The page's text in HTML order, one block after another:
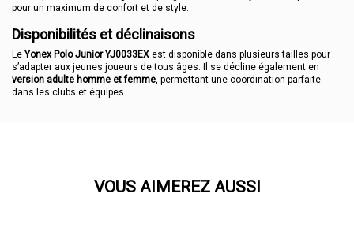
pour un maximum de confort et de style.
Disponibilités et déclinaisons
Le Yonex Polo Junior YJ0033EX est disponible dans plusieurs tailles pour
s’adapter aux jeunes joueurs de tous âges. Il se décline également en
version adulte homme et femme, permettant une coordination parfaite
dans les clubs et équipes.
VOUS AIMEREZ AUSSI